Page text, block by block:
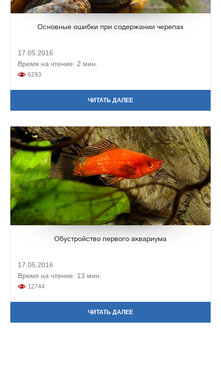
Основные ошибки при содержании черепах
17.05.2016
Время на чтение: 2 мин.
6293
ЧИТАТЬ ДАЛЕЕ
Обустройство первого аквариума
17.05.2016
Время на чтение: 13 мин.
12744
ЧИТАТЬ ДАЛЕЕ